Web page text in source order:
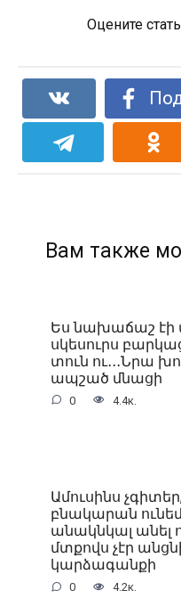
Оцените
Вам также
Ես նախաճաշ էի
սկեսուրս
տուն ու․․․Նրա
ապշած մնացի
0 4.4к.
Ամուսինս
բնակարան
անակնկալ անել
մտքովս չէր
կարձագանքի
0 4.2к.